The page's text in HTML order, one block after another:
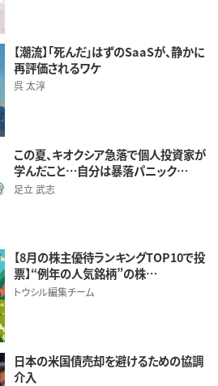
【潮流】「死んだ」はずのSaaSが、静かに
再評価されるワケ
呉 太淳
この夏、キオクシア急落で個人投資家が
学んだこと…自分は暴落パニック…
足立 武志
【8月の株主優待ランキングTOP10で投
票】“例年の人気銘柄”の株…
トウシル編集チーム
日本の米国債売却を避けるための協調
介入